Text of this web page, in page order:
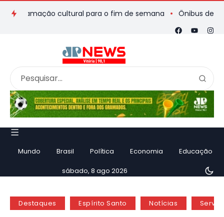
cultural para o fim de semana Ônibus de romeiros
Mundo Brasil Política Economia Educação
sábado, 8 ago 2026
Destaques Espírito Santo Notícias